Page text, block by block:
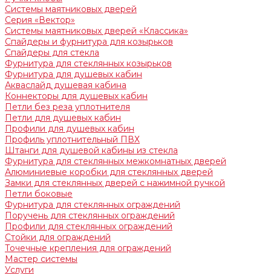
Системы маятниковых дверей
Серия «Вектор»
Системы маятниковых дверей «Классика»
Спайдеры и фурнитура для козырьков
Спайдеры для стекла
Фурнитура для стеклянных козырьков
Фурнитура для душевых кабин
Акваслайд душевая кабина
Коннекторы для душевых кабин
Петли без реза уплотнителя
Петли для душевых кабин
Профили для душевых кабин
Профиль уплотнительный ПВХ
Штанги для душевой кабины из стекла
Фурнитура для стеклянных межкомнатных дверей
Алюминиевые коробки для стеклянных дверей
Замки для стеклянных дверей с нажимной ручкой
Петли боковые
Фурнитура для стеклянных ограждений
Поручень для стеклянных ограждений
Профили для стеклянных ограждений
Стойки для ограждений
Точечные крепления для ограждений
Мастер системы
Услуги